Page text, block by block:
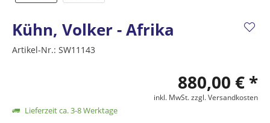
Kühn, Volker - Afrika
Artikel-Nr.: SW11143
880,00 € *
inkl. MwSt.zzgl. Versandkosten
Lieferzeit ca. 3-8 Werktage